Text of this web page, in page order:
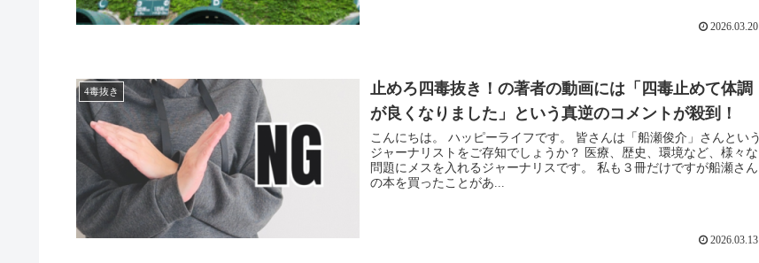
2026.03.20
4毒抜き
止めろ四毒抜き！の著者の動画には「四毒止めて体調
が良くなりました」という真逆のコメントが殺到！
こんにちは。 ハッピーライフです。 皆さんは「船瀬俊介」さんという
ジャーナリストをご存知でしょうか？ 医療、歴史、環境など、様々な
問題にメスを入れるジャーナリスです。 私も３冊だけですが船瀬さん
の本を買ったことがあ...
2026.03.13